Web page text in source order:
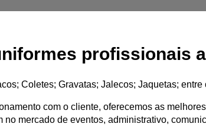
profissionais
Coletes; Gravatas; Jalecos; Jaquetas; entre
com o cliente, oferecemos as
no mercado de eventos, administrativo,